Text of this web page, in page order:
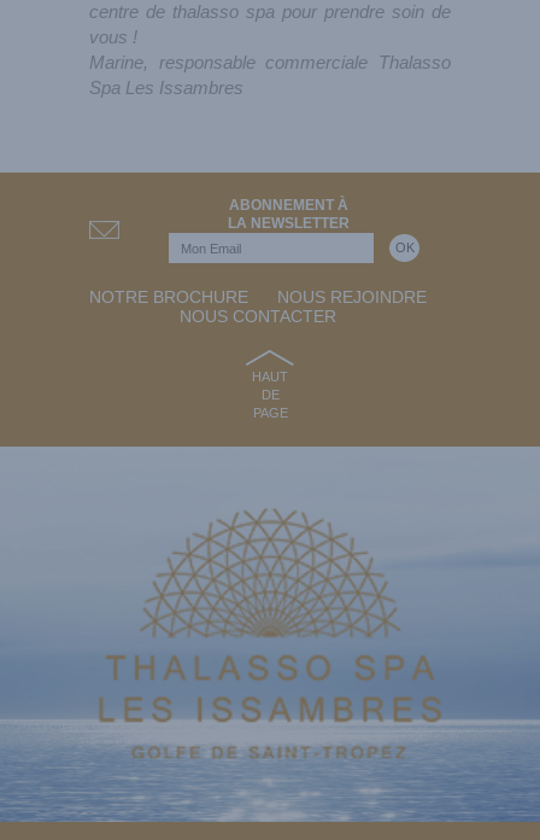
centre de thalasso spa pour prendre soin de
vous !
Marine, responsable commerciale Thalasso
Spa Les Issambres
ABONNEMENT À
LA NEWSLETTER
NOTRE BROCHURE
NOUS REJOINDRE
NOUS CONTACTER
HAUT
DE
PAGE